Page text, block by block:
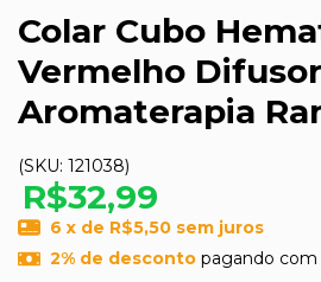
Colar Cubo
Vermelho Difusor
Aromaterapia
(SKU: 121038)
R$32,99
6 x de R$5,50 sem juros
2% de descontopagando com